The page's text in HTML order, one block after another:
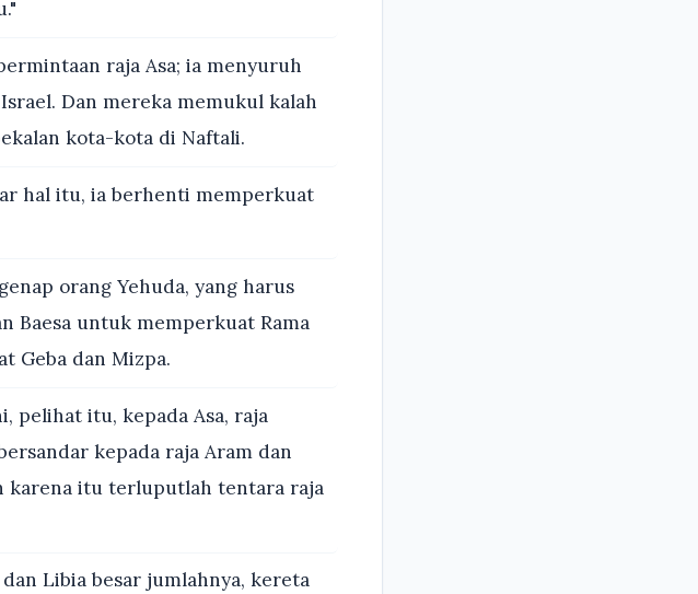
raja Asa; ia menyuruh
Dan mereka memukul kalah
kota-kota di Naftali.
hal itu, ia berhenti memperkuat
orang Yehuda, yang harus
Baesa untuk memperkuat Rama
Geba dan Mizpa.
pelihat itu, kepada Asa, raja
kepada raja Aram dan
karena itu terluputlah tentara raja
Libia besar jumlahnya, kereta